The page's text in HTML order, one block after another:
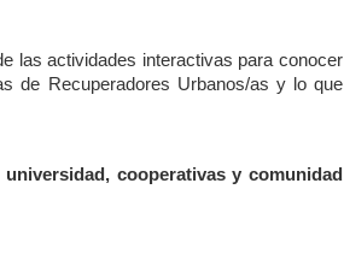
las actividades interactivas para conocer
de Recuperadores Urbanos/as y lo que
cooperativas y comunidad